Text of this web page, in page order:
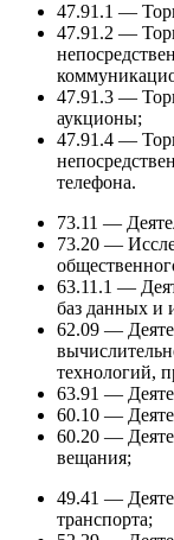
47.91.1 —
47.91.2 —
47.91.3 —
аукционы;
47.91.4 —
телефона.
73.11 —
73.20 —
63.11.1 —
баз данных и
62.09 —
технологий,
63.91 —
60.10 —
60.20 —
вещания;
49.41 —
транспорта;